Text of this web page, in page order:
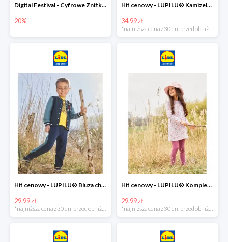
Digital Festival - Cyfrowe Zniżki Ubrania dla dzieci w Lidlu -20%
20%
Hit cenowy - LUPILU® Kamizelka pikowana dziewczęca
34.99 zł
Hit cenowy - LUPILU® Bluza chłopięca w stylu college
29.99 zł
*najniższa cena z 30 dni przed obniżką
Hit cenowy - LUPILU® Komplet dziewczęcy (sukienka + legginsy)
29.99 zł
*najniższa cena z 30 dni przed obniżką